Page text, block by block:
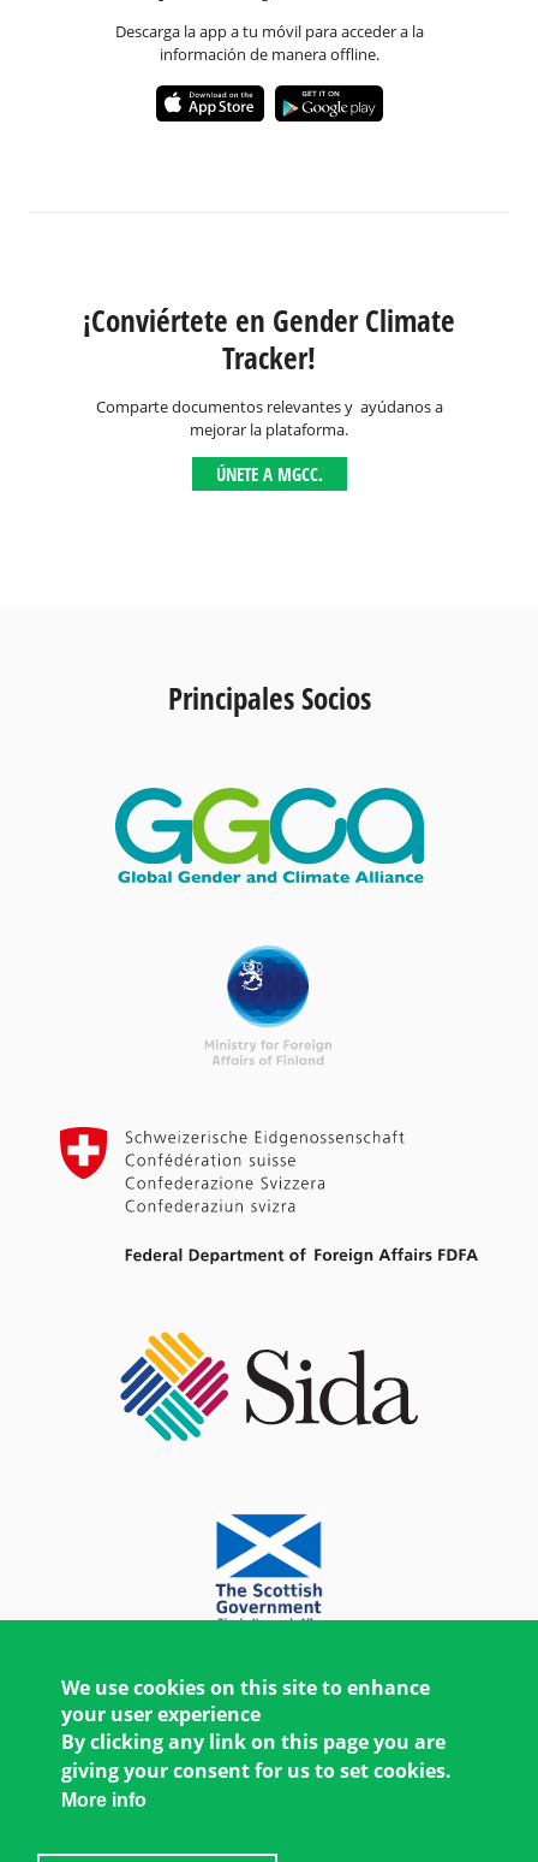
Descarga la app a tu móvil para acceder a la
información de manera offline.
¡Conviértete en Gender Climate
Tracker!
Comparte documentos relevantes y ayúdanos a
mejorar la plataforma.
ÚNETE A MGCC.
Principales Socios
We use cookies on this site to enhance
your user experience
By clicking any link on this page you are
giving your consent for us to set cookies.
More info